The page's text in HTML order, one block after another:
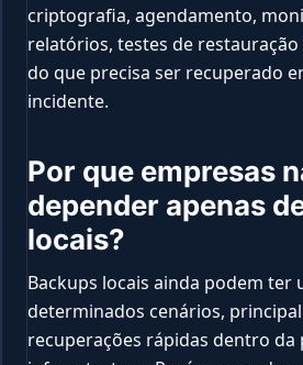
criptografia, agendamento,
relatórios, testes de
do que precisa ser recuperado
incidente.
Por que empresas
depender apenas
locais?
Backups locais ainda podem ter
determinados cenários,
recuperações rápidas dentro da